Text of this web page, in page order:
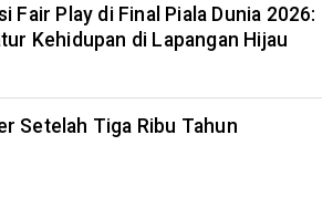
Fair Play di Final Piala Dunia 2026:
Kehidupan di Lapangan Hijau
Setelah Tiga Ribu Tahun